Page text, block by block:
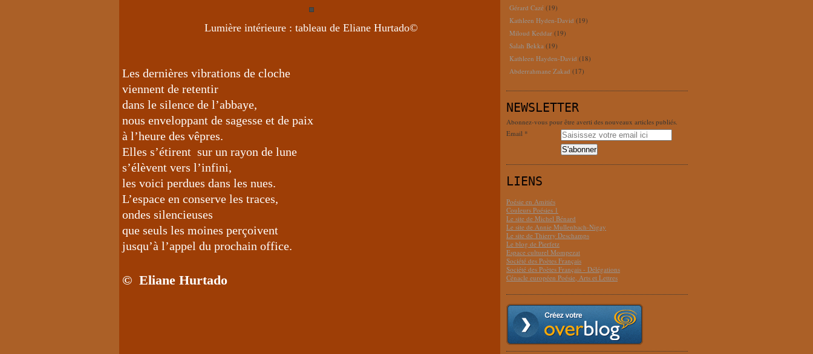
Lumière intérieure : tableau de Eliane Hurtado©
Les dernières vibrations de cloche
viennent de retentir
dans le silence de l’abbaye,
nous enveloppant de sagesse et de paix
à l’heure des vêpres.
Elles s’étirent sur un rayon de lune
s’élèvent vers l’infini,
les voici perdues dans les nues.
L’espace en conserve les traces,
ondes silencieuses
que seuls les moines perçoivent
jusqu’à l’appel du prochain office.
© Eliane Hurtado
Gérard Cazé (19)
Kathleen Hyden-David (19)
Miloud Keddar (19)
Salah Bekka (19)
Kathleen Hayden-David (18)
Abderrahmane Zakad (17)
NEWSLETTER
Abonnez-vous pour être averti des nouveaux articles publiés.
Email
LIENS
Poésie en Amitiés
Couleurs Poésies 1
Le site de Michel Bénard
Le site de Annie Mullenbach-Nigay
Le site de Thierry Deschamps
Le blog de Pierfetz
Espace culturel Mompezat
Société des Poètes Français
Société des Poètes Français - Délégations
Cénacle européen Poésie, Arts et Lettres